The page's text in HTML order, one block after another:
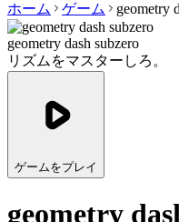
ホーム ゲーム geometry
geometry dash subzero
リズムをマスターしろ。
ゲームをプレイ
geometry